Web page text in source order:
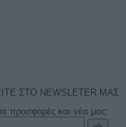
ΣΤΟ NEWSLETER ΜΑΣ
προσφορές και νέα μας: